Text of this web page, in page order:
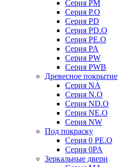
Серия PM
Серия P.O
Серия PD
Серия PD.O
Серия PE.O
Серия PA
Серия PW
Серия PWB
Древесное покрытие
Серия NA
Серия N.O
Серия ND.O
Серия NE.O
Серия NW
Под покраску
Серия 0 PE.O
Серия 0PA
Зеркальные двери